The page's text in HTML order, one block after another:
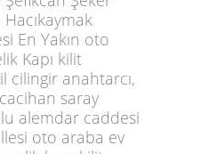
En Yakın oto
Kapı kilit
cilingir anahtarcı,
saray
alemdar caddesi
oto araba ev